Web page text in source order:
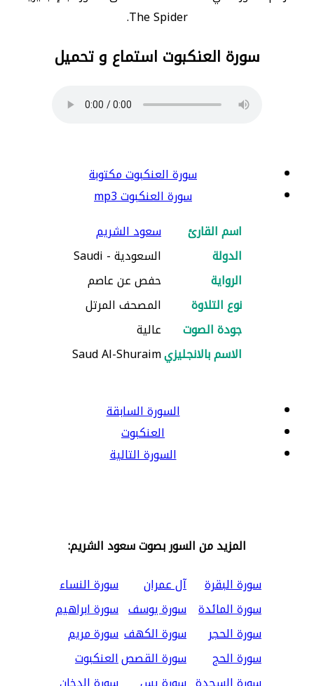
The Spider.
سورة العنكبوت استماع و تحميل
سورة العنكبوت مكتوبة
سورة العنكبوت mp3
اسم القارئ
سعود الشريم
الدولة
السعودية - Saudi
الرواية
حفص عن عاصم
نوع التلاوة
المصحف المرتل
جودة الصوت
عالية
الاسم بالانجليزيSaud Al-Shuraim
السورة السابقة
العنكبوت
السورة التالية
المزيد من السور بصوت سعود الشريم:
سورة البقرة
آل عمران
سورة النساء
سورة المائدة سورة يوسف سورة ابراهيم
سورة الحجر
سورة الكهف سورة مريم
سورة الحج
سورة القصصالعنكبوت